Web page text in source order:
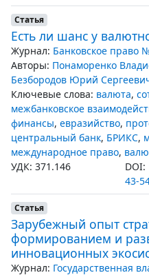
Статья
Есть ли шанс у
Журнал: Банковское право
Авторы: Понаморенко
Безбородов Юрий
Ключевые слова: валюта,
межбанковское
финансы, евразийство,
центральный банк, БРИКС,
международное право,
УДК: 371.146
DOI:
43-
Статья
Зарубежный опыт
формированием и
инновационных
Журнал: Государственная